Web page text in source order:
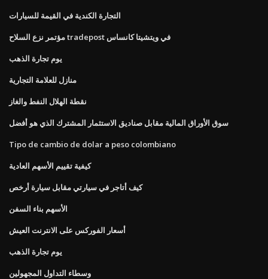
التجارة الكندية في القيمة للسيارات
مؤتمر نزع السلاح tradepost في ويتشيتا كانساس
يوم تجارة الذهب
منازل للعلامة التجارية
نقطة الهلال النفط والغاز
سوق الأوراق المالية مقابل صناديق الاستثمار المشترك الذي هو أفضل
Tipo de cambio de dolar a peso colombiano
كيفية تقييم الأسهم العادية
كيف أتاجر في سيارتي مقابل سيارة أرخص
الأسهم بناء السفن
أسعار الفوركس على الانترنت العيش
يوم تجارة الذهب
وسطاء التداول المجهولين